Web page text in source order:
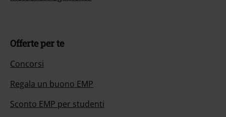
Offerte per te
Concorsi
Regala un buono EMP
Sconto EMP per studenti